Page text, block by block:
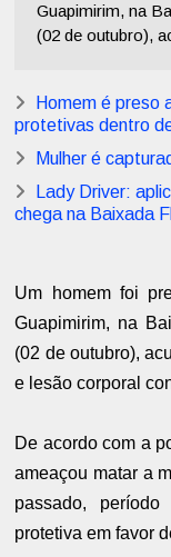
Guapimirim, na
(02 de outubro),
Homem é preso
protetivas dentro
Mulher é
Lady Driver:
chega na Baixada
Um homem foi
Guapimirim, na
(02 de outubro),
e lesão corporal
De acordo com a
ameaçou matar a
passado,
protetiva em favor